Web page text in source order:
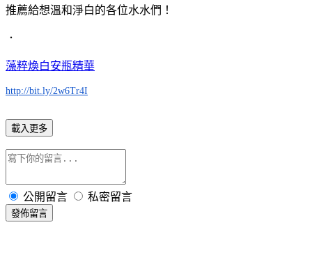
推薦給想溫和淨白的各位水水們！
．
藻粹煥白安瓶精華
http://bit.ly/2w6Tr4I
載入更多
公開留言 私密留言
發佈留言